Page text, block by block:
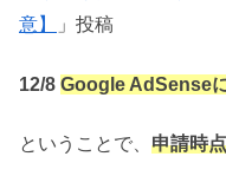
意】
」投稿
12/8 Google AdSense
ということで、 申請時